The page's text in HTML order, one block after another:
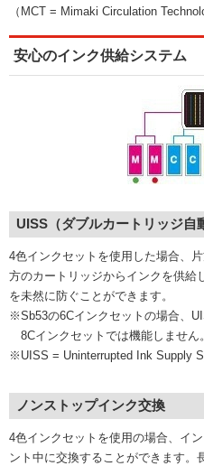
（MCT = Mimaki Circulation
安心のインク供給システム
UISS（ダブルカートリッジ自
4色インクセットを使用した場合、
方のカートリッジからインクを供給
を未然に防ぐことができます。
※Sb53の6Cインクセットの場合、
8Cインクセットでは機能しません。
※UISS = Uninterrupted Ink Supply
ノンストップインク交換
4色インクセットを使用の場合、イ
ント中に交換することができます。